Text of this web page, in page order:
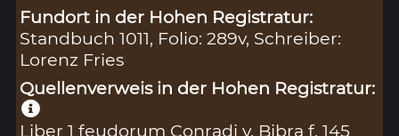
Fundort in der Hohen Registratur:
Standbuch 1011, Folio: 289v, Schreiber:
Lorenz Fries
Quellenverweis in der Hohen Registratur:
Liber 1 feudorum Conradi v. Bibra f. 145